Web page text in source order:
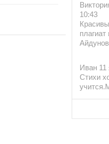
10:43
Иван 11
Стихи